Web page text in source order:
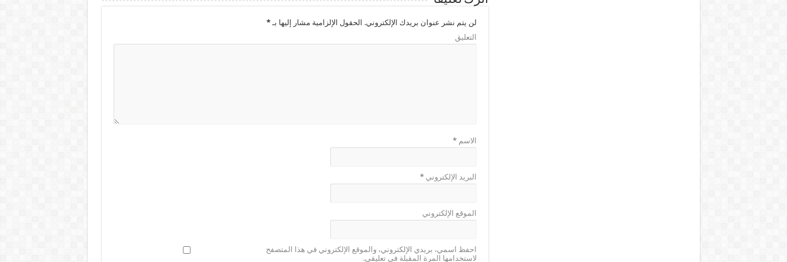
لن يتم نشر عنوان بريدك الإلكتروني. الحقول الإلزامية مشار إليها بـ*
التعليق
الاسم*
البريد الإلكتروني*
الموقع الإلكتروني
احفظ اسمي، بريدي الإلكتروني، والموقع الإلكتروني في هذا المتصفح
لاستخدامها المرة المقبلة في تعليقي.